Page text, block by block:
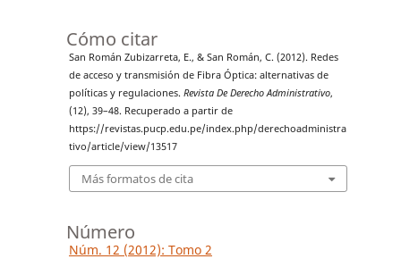
Cómo citar
San Román Zubizarreta, E., & San Román, C. (2012). Redes
de acceso y transmisión de Fibra Óptica: alternativas de
políticas y regulaciones. Revista De Derecho Administrativo,
(12), 39–48. Recuperado a partir de
https://revistas.pucp.edu.pe/index.php/derechoadministra
tivo/article/view/13517
Más formatos de cita
Número
Núm. 12 (2012): Tomo 2